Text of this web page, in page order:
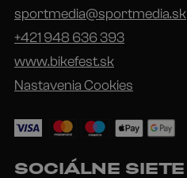
sportmedia@sportmedia.sk
+421 948 636 393
www.bikefest.sk
Nastavenia Cookies
SOCIÁLNE SIETE